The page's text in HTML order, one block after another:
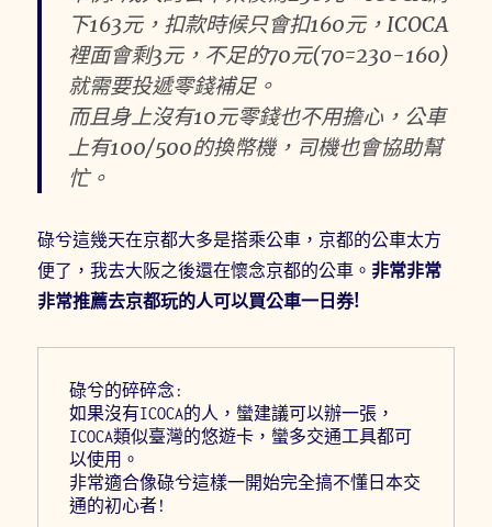
下163元，扣款時候只會扣160元，ICOCA
裡面會剩3元，不足的70元(70=230-160)
就需要投遞零錢補足。
而且身上沒有10元零錢也不用擔心，公車
上有100/500的換幣機，司機也會協助幫
忙。
碌兮這幾天在京都大多是搭乘公車，京都的公車太方
便了，我去大阪之後還在懷念京都的公車。 非常非常
非常推薦去京都玩的人可以買公車一日券!
碌兮的碎碎念:
如果沒有ICOCA的人，蠻建議可以辦一張，
ICOCA類似臺灣的悠遊卡，蠻多交通工具都可
以使用。
非常適合像碌兮這樣一開始完全搞不懂日本交
通的初心者!